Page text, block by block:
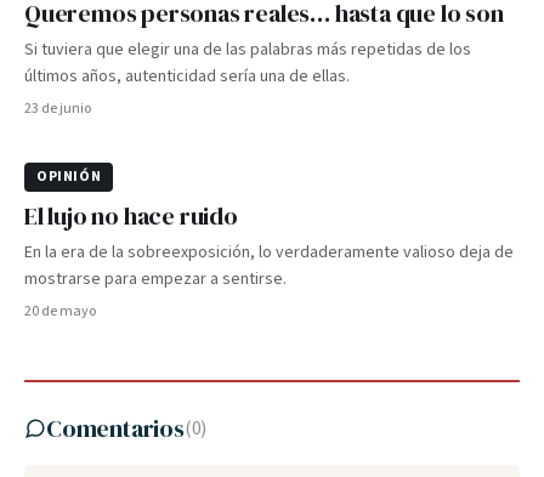
Queremos personas reales… hasta que lo son
Si tuviera que elegir una de las palabras más repetidas de los
últimos años, autenticidad sería una de ellas.
23 de junio
OPINIÓN
El lujo no hace ruido
En la era de la sobreexposición, lo verdaderamente valioso deja de
mostrarse para empezar a sentirse.
20 de mayo
Comentarios(0)